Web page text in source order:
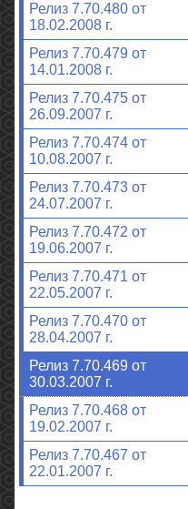
Релиз 7.70.480 от
18.02.2008 г.
Релиз 7.70.479 от
14.01.2008 г.
Релиз 7.70.475 от
26.09.2007 г.
Релиз 7.70.474 от
10.08.2007 г.
Релиз 7.70.473 от
24.07.2007 г.
Релиз 7.70.472 от
19.06.2007 г.
Релиз 7.70.471 от
22.05.2007 г.
Релиз 7.70.470 от
28.04.2007 г.
Релиз 7.70.469 от
30.03.2007 г.
Релиз 7.70.468 от
19.02.2007 г.
Релиз 7.70.467 от
22.01.2007 г.